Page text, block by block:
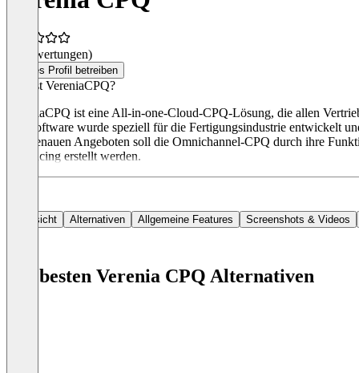
(0 Bewertungen)
Dieses Profil betreiben
Was ist VereniaCPQ?
VereniaCPQ ist eine All-in-one-Cloud-CPQ-Lösung, die allen
Die Software wurde speziell für die Fertigungsindustrie entwickelt
von genauen Angeboten soll die Omnichannel-CPQ durch ihre
ein Pricing erstellt werden.
Übersicht Alternativen Allgemeine Features Screenshots & Videos
Die besten Verenia CPQ Alternativen